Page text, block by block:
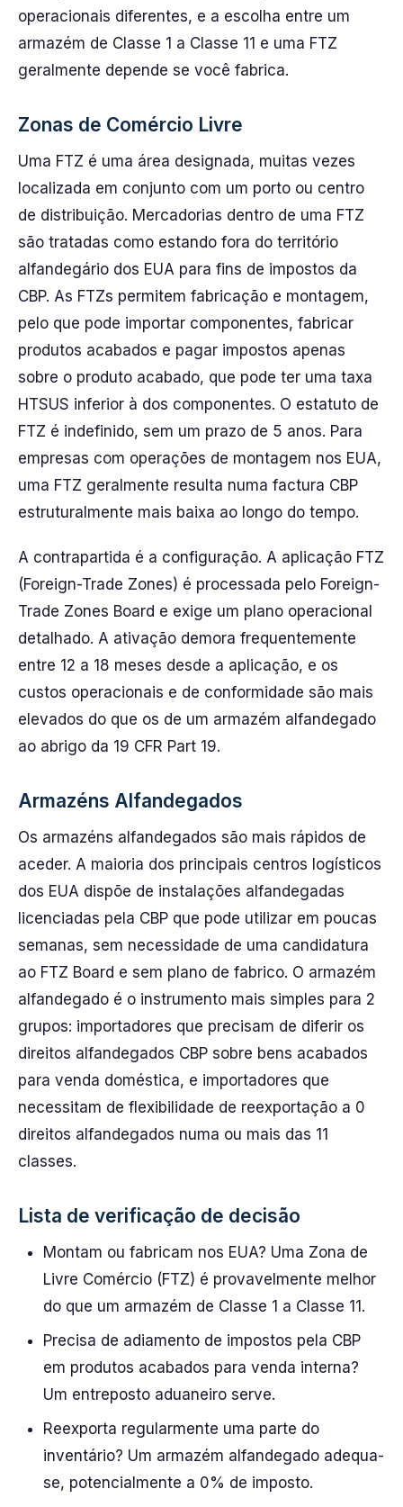
operacionais diferentes, e a escolha entre um
armazém de Classe 1 a Classe 11 e uma FTZ
geralmente depende se você fabrica.
Zonas de Comércio Livre
Uma FTZ é uma área designada, muitas vezes
localizada em conjunto com um porto ou centro
de distribuição. Mercadorias dentro de uma FTZ
são tratadas como estando fora do território
alfandegário dos EUA para fins de impostos da
CBP. As FTZs permitem fabricação e montagem,
pelo que pode importar componentes, fabricar
produtos acabados e pagar impostos apenas
sobre o produto acabado, que pode ter uma taxa
HTSUS inferior à dos componentes. O estatuto de
FTZ é indefinido, sem um prazo de 5 anos. Para
empresas com operações de montagem nos EUA,
uma FTZ geralmente resulta numa factura CBP
estruturalmente mais baixa ao longo do tempo.
A contrapartida é a configuração. A aplicação FTZ
(Foreign-Trade Zones) é processada pelo Foreign-
Trade Zones Board e exige um plano operacional
detalhado. A ativação demora frequentemente
entre 12 a 18 meses desde a aplicação, e os
custos operacionais e de conformidade são mais
elevados do que os de um armazém alfandegado
ao abrigo da 19 CFR Part 19.
Armazéns Alfandegados
Os armazéns alfandegados são mais rápidos de
aceder. A maioria dos principais centros logísticos
dos EUA dispõe de instalações alfandegadas
licenciadas pela CBP que pode utilizar em poucas
semanas, sem necessidade de uma candidatura
ao FTZ Board e sem plano de fabrico. O armazém
alfandegado é o instrumento mais simples para 2
grupos: importadores que precisam de diferir os
direitos alfandegados CBP sobre bens acabados
para venda doméstica, e importadores que
necessitam de flexibilidade de reexportação a 0
direitos alfandegados numa ou mais das 11
classes.
Lista de verificação de decisão
Montam ou fabricam nos EUA? Uma Zona de
Livre Comércio (FTZ) é provavelmente melhor
do que um armazém de Classe 1 a Classe 11.
Precisa de adiamento de impostos pela CBP
em produtos acabados para venda interna?
Um entreposto aduaneiro serve.
Reexporta regularmente uma parte do
inventário? Um armazém alfandegado adequa-
se, potencialmente a 0% de imposto.